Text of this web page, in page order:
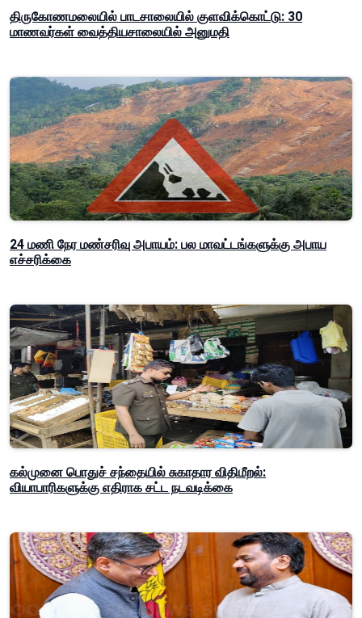
திருகோணமலையில் பாடசாலையில் குளவிக்கொட்டு: 30
மாணவர்கள் வைத்தியசாலையில் அனுமதி
24 மணி நேர மண்சரிவு அபாயம்: பல மாவட்டங்களுக்கு அபாய
எச்சரிக்கை
கல்முனை பொதுச் சந்தையில் சுகாதார விதிமீறல்:
வியாபாரிகளுக்கு எதிராக சட்ட நடவடிக்கை